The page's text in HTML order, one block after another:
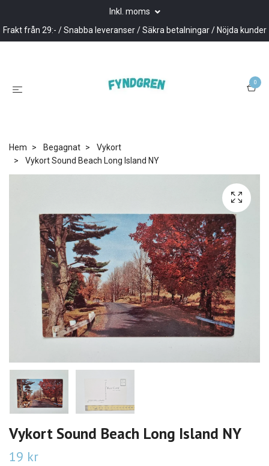
Inkl. moms
Frakt från 29:- / Snabba leveranser / Säkra betalningar / Nöjda kunder
0
Hem Begagnat
Vykort
Vykort Sound Beach Long Island NY
Vykort Sound Beach Long Island NY
19 kr